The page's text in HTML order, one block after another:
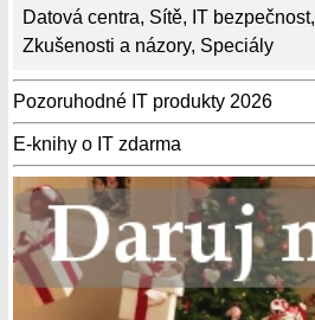
Datová centra, Sítě, IT bezpečnost,
Zkušenosti a názory, Speciály
Pozoruhodné IT produkty 2026
E-knihy o IT zdarma